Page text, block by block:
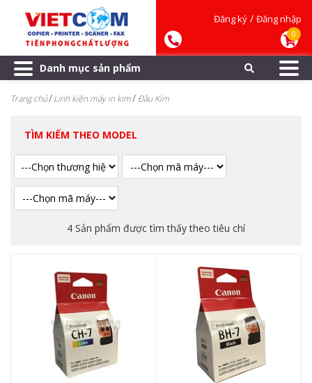
Đăng ký / Đăng nhập
0
Danh mục sản phẩm
Trang chủ Linh kiện máy in kim Đầu Kim
TÌM KIẾM THEO MODEL
4 Sản phẩm được tìm thấy theo tiêu chí